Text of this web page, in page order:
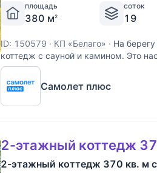
площадь
380 м2
соток
19
ID: 150579 · КП «Белаго» · На
коттедж с сауной и камином. Это
продумывался для себя с учетом
жизни. Идея продажи появилась в
Самолет плюс
2-этажный коттедж
2-этажный коттедж 370 кв. м